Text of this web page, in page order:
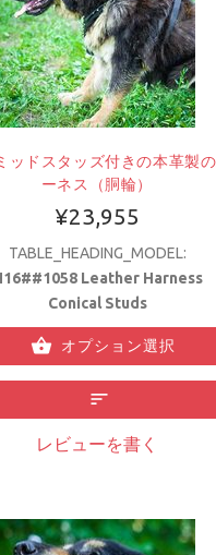
ッドスタッズ付きの本革製
ーネス（胴輪）
¥23,955
TABLE_HEADING_MODEL:
Leather Harness
Conical Studs
オプション選択
レビューを書く